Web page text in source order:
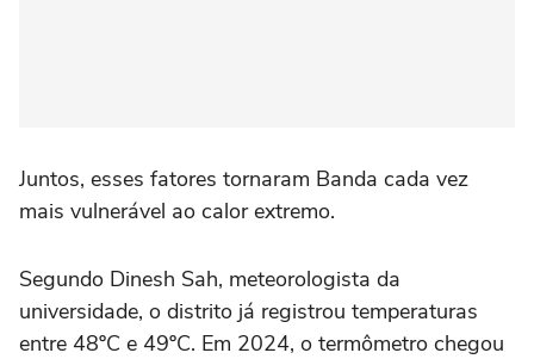
Juntos, esses fatores tornaram Banda cada vez
mais vulnerável ao calor extremo.
Segundo Dinesh Sah, meteorologista da
universidade, o distrito já registrou temperaturas
entre 48ºC e 49ºC. Em 2024, o termômetro chegou